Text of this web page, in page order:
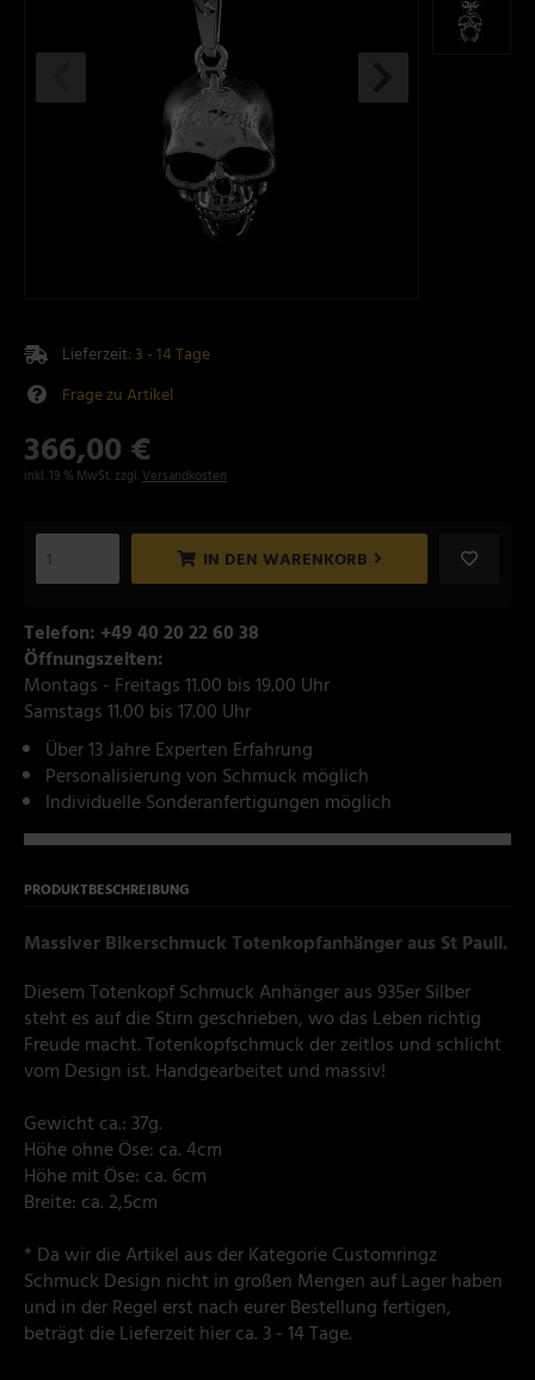
Lieferzeit: 3 - 14 Tage
Frage zu Artikel
366,00 €
inkl. 19 % MwSt. zzgl. Versandkosten
IN DEN WARENKORB
Telefon: +49 40 20 22 60 38
Öffnungszeiten:
Montags - Freitags 11.00 bis 19.00 Uhr
Samstags 11.00 bis 17.00 Uhr
Über 13 Jahre Experten Erfahrung
Personalisierung von Schmuck möglich
Individuelle Sonderanfertigungen möglich
PRODUKTBESCHREIBUNG
Massiver Bikerschmuck Totenkopfanhänger aus St Pauli.
Diesem Totenkopf Schmuck Anhänger aus 935er Silber
steht es auf die Stirn geschrieben, wo das Leben richtig
Freude macht. Totenkopfschmuck der zeitlos und schlicht
vom Design ist. Handgearbeitet und massiv!
Gewicht ca.: 37g.
Höhe ohne Öse: ca. 4cm
Höhe mit Öse: ca. 6cm
Breite: ca. 2,5cm
* Da wir die Artikel aus der Kategorie Customringz
Schmuck Design nicht in großen Mengen auf Lager haben
und in der Regel erst nach eurer Bestellung fertigen,
beträgt die Lieferzeit hier ca. 3 - 14 Tage.